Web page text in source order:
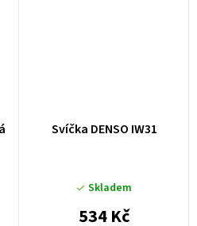
Svíčka DENSO IW31
Skladem
534 Kč